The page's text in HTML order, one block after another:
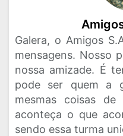
Galera, o Amigos
mensagens. Nosso
nossa amizade. É
pode ser quem a
mesmas coisas
aconteça o que
sendo essa turma